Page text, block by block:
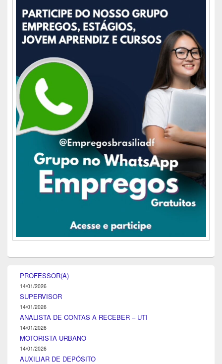
PROFESSOR(A)
14/01/2026
SUPERVISOR
14/01/2026
ANALISTA DE CONTAS A RECEBER – UTI
14/01/2026
MOTORISTA URBANO
14/01/2026
AUXILIAR DE DEPÓSITO